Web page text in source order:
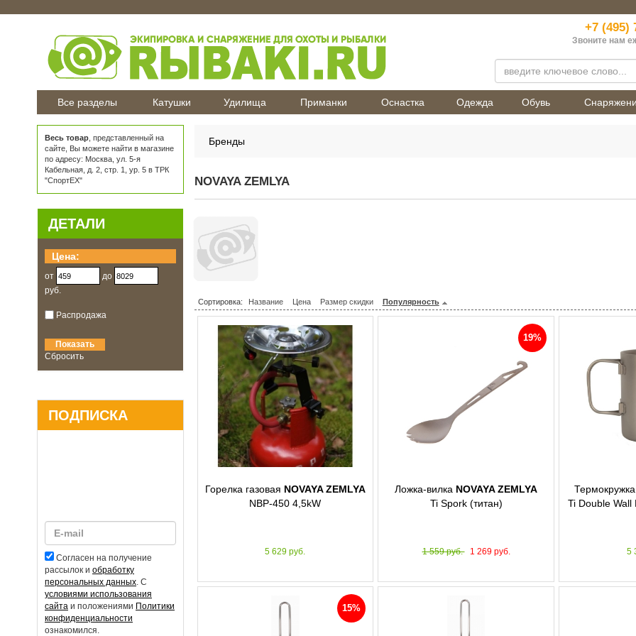
+7 (495)
Звоните нам
Все разделы Катушки Удилища Приманки Оснастка Одежда Обувь
Бренды
NOVAYA ZEMLYA
Сортировка: Название Цена Размер скидки Популярность
Горелка газовая NOVAYA ZEMLYA
NBP-450 4,5kW
5 629 руб.
19%
Ложка-вилка NOVAYA ZEMLYA
Ti Spork (титан)
1 559 руб. 1 269 руб.
Ti Double
5
15%
Весь товар , представленный на
сайте, Вы можете найти в магазине
по адресу: Москва, ул. 5-я
Кабельная, д. 2, стр. 1, ур. 5 в ТРК
"СпортЕХ"
ДЕТАЛИ
Цена:
от
до
руб.
Распродажа
Сбросить
ПОДПИСКА
Согласен на получение
рассылок и обработку
персональных данных. С
условиями использования
сайта и положениями Политики
конфиденциальности
ознакомился.